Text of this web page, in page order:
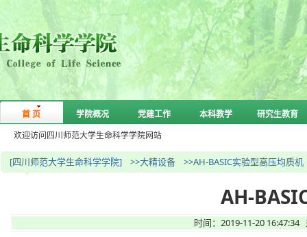
首 页 学院概况 党建工作 本科教学 研究生教育
欢迎访问四川师范大学生命科学学院网站
[四川师范大学生命科学学院] >>大精设备 >>AH-BASIC实验型高压均质机
AH-
时间：2019-11-20